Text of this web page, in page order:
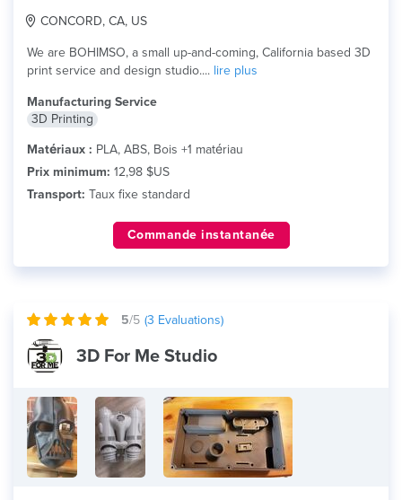
CONCORD, CA, US
We are BOHIMSO, a small up-and-coming, California based 3D
print service and design studio.... lire plus
Manufacturing Service
3D Printing
Matériaux : PLA, ABS, Bois +1 matériau
Prix minimum: 12,98 $US
Transport: Taux fixe standard
Commande instantanée
5/5 (3 Evaluations)
3D For Me Studio